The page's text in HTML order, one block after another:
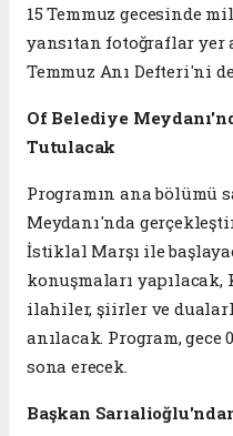
15 Temmuz gecesinde
yansıtan fotoğraflar yer
Temmuz Anı Defteri'ni
Of Belediye
Tutulacak
Programın ana bölümü
Meydanı'nda
İstiklal Marşı ile
konuşmaları
ilahiler, şiirler ve
anılacak. Program,
sona erecek.
Başkan